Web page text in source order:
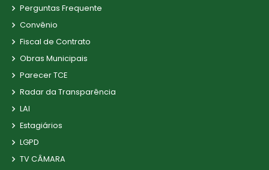
Perguntas Frequente
Convênio
Fiscal de Contrato
Obras Municipais
Parecer TCE
Radar da Transparência
LAI
Estagiários
LGPD
TV CÂMARA